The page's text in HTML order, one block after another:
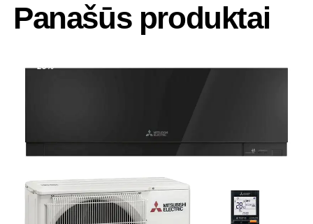
Panašūs produktai
-25%